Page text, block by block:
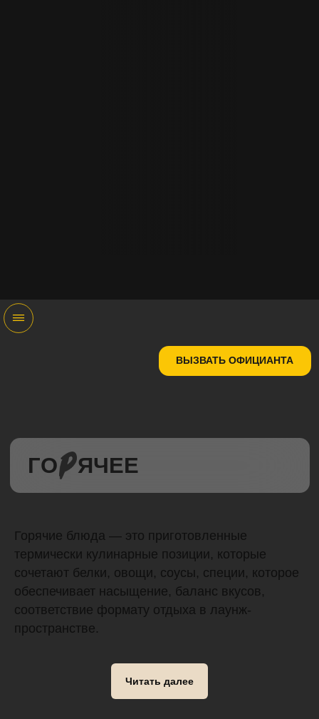
Горячие блюда — это приготовленные
термически кулинарные позиции, которые
сочетают белки, овощи, соусы, специи, которое
обеспечивает насыщение, баланс вкусов,
соответствие формату отдыха в лаунж-
пространстве.
Читать далее